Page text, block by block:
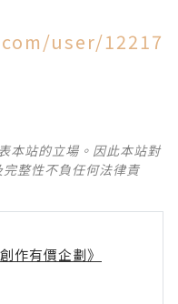
user/12217
本站的立場。因此本站對
整性不負任何法律責
作有價企劃》